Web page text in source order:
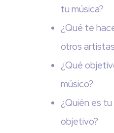
tu música?
¿Qué te
otros
¿Qué
músico?
¿Quién es
objetivo?